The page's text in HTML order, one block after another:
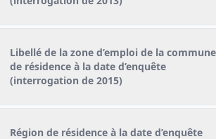
Libellé de la zone d’emploi de la commune
de résidence à la date d’enquête
(interrogation de 2015)
Région de résidence à la date d’enquête